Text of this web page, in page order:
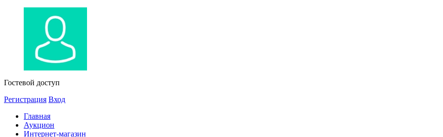
Гостевой доступ
Регистрация Вход
Главная
Аукцион
Интернет-магазин